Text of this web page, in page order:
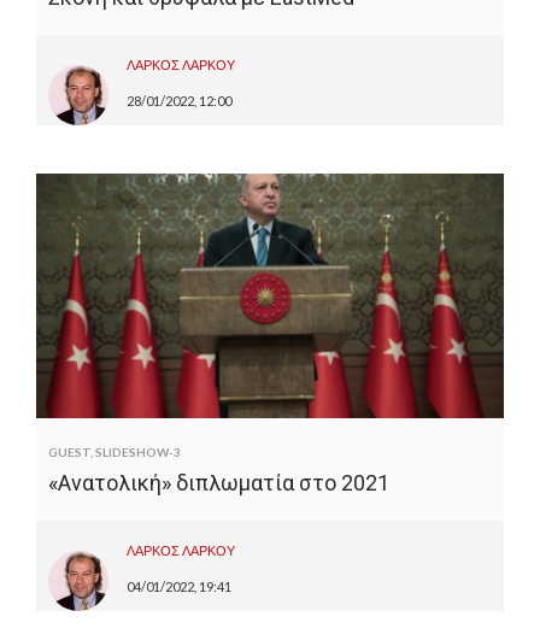
ΛΑΡΚΟΣ ΛΑΡΚΟΥ
28/01/2022, 12:00
GUEST SLIDESHOW-3
«Ανατολική» διπλωματία στο 2021
ΛΑΡΚΟΣ ΛΑΡΚΟΥ
04/01/2022, 19:41